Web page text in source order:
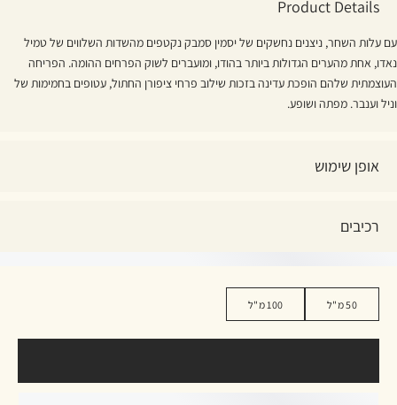
50 מ"ל 100 מ"ל
Product Details
עם עלות השחר, ניצנים נחשקים של יסמין סמבק נקטפים מהשדות השלווים של טמיל
נאדו, אחת מהערים הגדולות ביותר בהודו, ומועברים לשוק הפרחים ההומה. הפריחה
העוצמתית שלהם הופכת עדינה בזכות שילוב פרחי ציפורן החתול, עטופים בחמימות של
וניל וענבר. מפתה ושופע.
אופן שימוש
רכיבים